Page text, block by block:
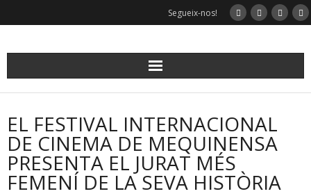
Segueix-nos!
EL FESTIVAL INTERNACIONAL
DE CINEMA DE MEQUINENSA
PRESENTA EL JURAT MÉS
FEMENÍ DE LA SEVA HISTÒRIA